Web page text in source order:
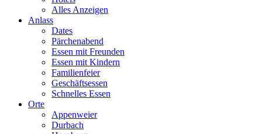
Alles Anzeigen
Anlass
Dates
Pärchenabend
Essen mit Freunden
Essen mit Kindern
Familienfeier
Geschäftsessen
Schnelles Essen
Orte
Appenweier
Durbach